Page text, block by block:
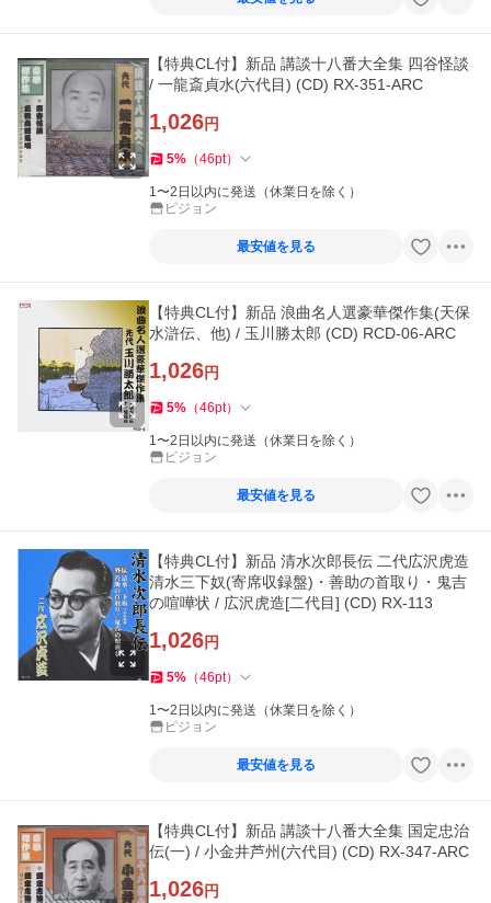
【特典CL付】新品 講談十八番大全集 四谷怪談
/ 一龍斎貞水(六代目) (CD) RX-351-ARC
1,026円
5% （46pt）
1〜2日以内に発送（休業日を除く）
ピジョン
最安値を見る
【特典CL付】新品 浪曲名人選豪華傑作集(天保
水滸伝、他) / 玉川勝太郎 (CD) RCD-06-ARC
1,026円
5% （46pt）
1〜2日以内に発送（休業日を除く）
ピジョン
最安値を見る
【特典CL付】新品 清水次郎長伝 二代広沢虎造
清水三下奴(寄席収録盤)・善助の首取り・鬼吉
の喧嘩状 / 広沢虎造[二代目] (CD) RX-113
1,026円
5% （46pt）
1〜2日以内に発送（休業日を除く）
ピジョン
最安値を見る
【特典CL付】新品 講談十八番大全集 国定忠治
伝(一) / 小金井芦州(六代目) (CD) RX-347-ARC
1,026円